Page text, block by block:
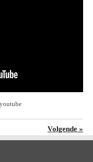
Volgende »